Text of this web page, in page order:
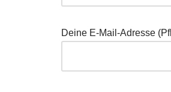
Deine E-Mail-Adresse